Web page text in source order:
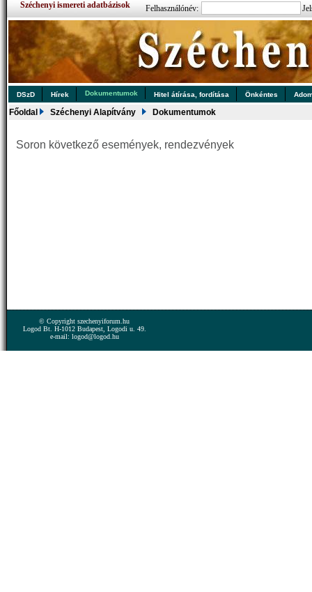
Széchenyi ismereti adatbázisok Felhasználónév:
DSzD Hírek Dokumentumok Hitel átírása, fordítása Önkéntes
Főoldal Széchenyi Alapítvány Dokumentumok
Soron következő események, rendezvények
© Copyright szechenyiforum.hu
Logod Bt. H-1012 Budapest, Logodi u. 49.
e-mail: logod@logod.hu